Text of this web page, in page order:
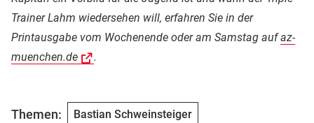
Trainer Lahm wiedersehen will, erfahren Sie in der
Printausgabe vom Wochenende oder am Samstag aufaz-
muenchen.de
.
Themen: Bastian Schweinsteiger